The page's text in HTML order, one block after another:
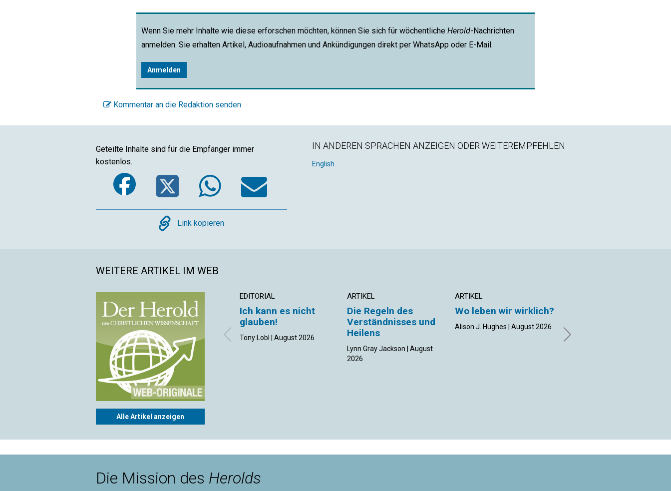
Wenn Sie mehr Inhalte wie diese erforschen möchten, können Sie sich für wöchentliche Herold-Nachrichten
anmelden. Sie erhalten Artikel, Audioaufnahmen und Ankündigungen direkt per WhatsApp oder E-Mail.
Anmelden
Kommentar an die Redaktion senden
Geteilte Inhalte sind für die Empfänger immer
kostenlos.
Facebook
TwitterWhatsApp
Email
Copy
Link kopieren
IN ANDEREN SPRACHEN ANZEIGEN ODER WEITEREMPFEHLEN
English
WEITERE ARTIKEL IM WEB
Alle Artikel anzeigen
EDITORIAL
Ich kann es nicht
glauben!
Tony Lobl | August 2026
ARTIKEL
Die Regeln des
Verständnisses und
Heilens
Lynn Gray Jackson | August
2026
ARTIKEL
Wo leben wir wirklich?
Alison J. Hughes | August 2026 David Martin | August 2026
Die Mission des Herolds